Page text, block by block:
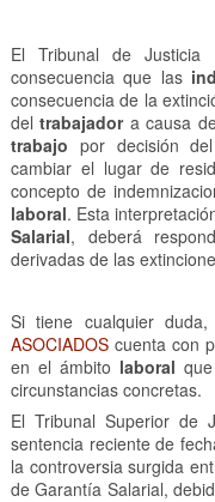
El Tribunal de
consecuencia que las
consecuencia de la
deltrabajadora causa
trabajo por decisión
cambiar el lugar de
concepto de
laboral. Esta
Salarial, deberá
derivadas de las
Si tiene cualquier
ASOCIADOScuenta con
en el ámbito laboral
circunstancias concretas.
El Tribunal Superior de
sentencia reciente de
la controversia surgida
de Garantía Salarial,